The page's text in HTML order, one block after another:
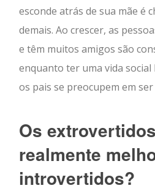
esconde atrás de sua mãe é
demais. Ao crescer, as
e têm muitos amigos são
enquanto ter uma vida social
os pais se preocupem em
Os
realmente
introvertidos?